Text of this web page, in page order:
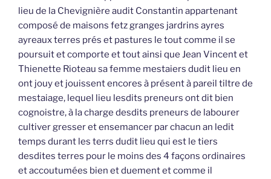
lieu de la Chevignière audit Constantin appartenant
composé de maisons fetz granges jardrins ayres
ayreaux terres prés et pastures le tout comme il se
poursuit et comporte et tout ainsi que Jean Vincent et
Thienette Rioteau sa femme mestaiers dudit lieu en
ont jouy et jouissent encores à présent à pareil tiltre de
mestaiage, lequel lieu lesdits preneurs ont dit bien
cognoistre, à la charge desdits preneurs de labourer
cultiver gresser et ensemancer par chacun an ledit
temps durant les terrs dudit lieu qui est le tiers
desdites terres pour le moins des 4 façons ordinaires
et accoutumées bien et duement et comme il